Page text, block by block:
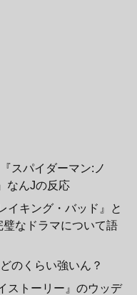
スパイダーマン:ノ
なんJの反応
イキング・バッド』と
璧なドラマについて語
のくらい強いん？
ストーリー』のウッデ